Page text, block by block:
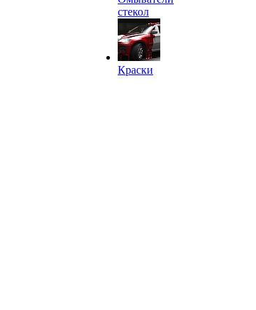
стекол
Краски